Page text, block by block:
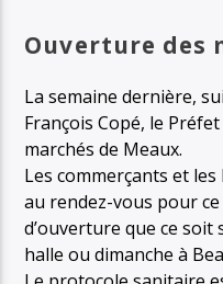
Ouverture des
La semaine dernière,
François Copé, le
marchés de Meaux.
Les commerçants et
au rendez-vous pour
d’ouverture que ce soit
halle ou dimanche à